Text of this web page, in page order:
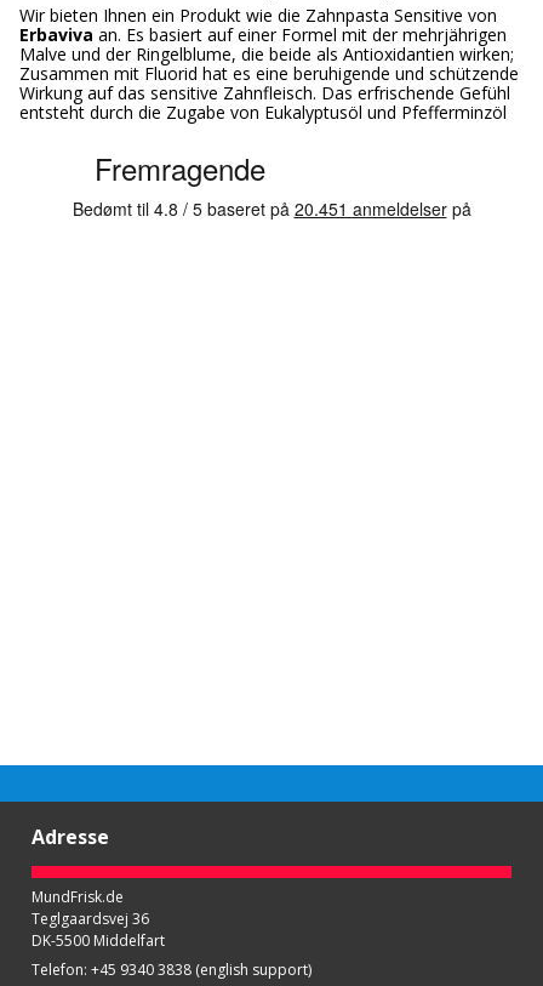
Wir bieten Ihnen ein Produkt wie die Zahnpasta Sensitive von
Erbaviva an. Es basiert auf einer Formel mit der mehrjährigen
Malve und der Ringelblume, die beide als Antioxidantien wirken;
Zusammen mit Fluorid hat es eine beruhigende und schützende
Wirkung auf das sensitive Zahnfleisch. Das erfrischende Gefühl
entsteht durch die Zugabe von Eukalyptusöl und Pfefferminzöl
Adresse
MundFrisk.de
Teglgaardsvej 36
DK-5500 Middelfart
Telefon: +45 9340 3838 (english support)